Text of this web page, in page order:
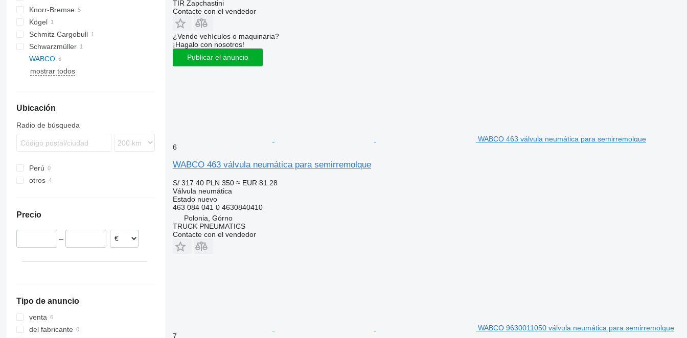
Knorr-Bremse
Kögel
Schmitz Cargobull
Schwarzmüller
WABCO
mostrar todos
Ubicación
Radio de búsqueda
Perú
otros
Precio
–
Tipo de anuncio
venta
del fabricante
TIR Zapchastini
Contacte con el vendedor
¿Vende vehículos o maquinaria?
¡Hagalo con nosotros!
Publicar el anuncio
WABCO 463 válvula neumática para semirremolque
6
WABCO 463 válvula neumática para semirremolque
S/ 317.40 PLN 350 ≈ EUR 81.28
Válvula neumática
Estadonuevo
463 084 041 0 4630840410
Polonia, Górno
TRUCK PNEUMATICS
Contacte con el vendedor
WABCO 9630011050 válvula neumática para semirremolque
7